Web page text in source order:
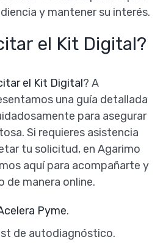
y mantener su interés.
el Kit Digital?
el Kit Digital? A
una guía detallada
para asegurar
Si requieres asistencia
tu solicitud, en Agarimo
aquí para acompañarte y
de manera online.
Pyme.
de autodiagnóstico.